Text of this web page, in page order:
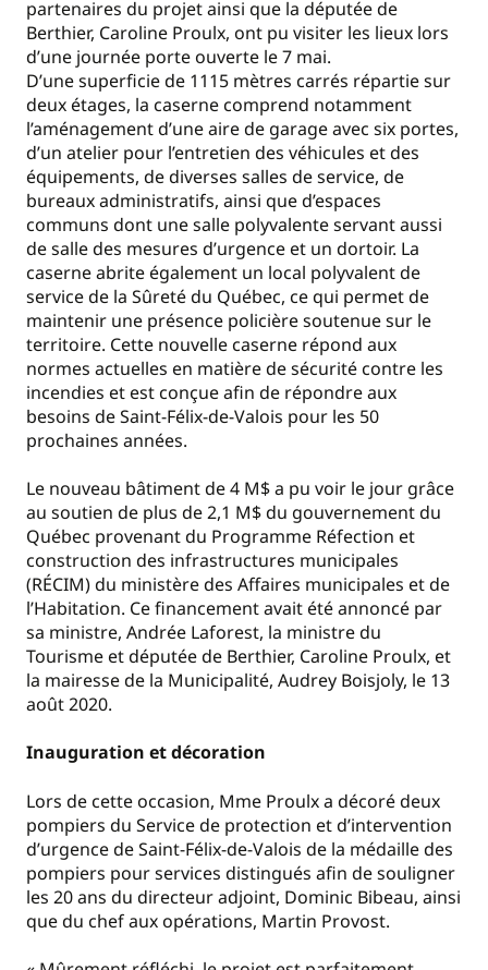
partenaires du projet ainsi que la députée de
Berthier, Caroline Proulx, ont pu visiter les lieux lors
d’une journée porte ouverte le 7 mai.
D’une superficie de 1115 mètres carrés répartie sur
deux étages, la caserne comprend notamment
l’aménagement d’une aire de garage avec six portes,
d’un atelier pour l’entretien des véhicules et des
équipements, de diverses salles de service, de
bureaux administratifs, ainsi que d’espaces
communs dont une salle polyvalente servant aussi
de salle des mesures d’urgence et un dortoir. La
caserne abrite également un local polyvalent de
service de la Sûreté du Québec, ce qui permet de
maintenir une présence policière soutenue sur le
territoire. Cette nouvelle caserne répond aux
normes actuelles en matière de sécurité contre les
incendies et est conçue afin de répondre aux
besoins de Saint-Félix-de-Valois pour les 50
prochaines années.
Le nouveau bâtiment de 4 M$ a pu voir le jour grâce
au soutien de plus de 2,1 M$ du gouvernement du
Québec provenant du Programme Réfection et
construction des infrastructures municipales
(RÉCIM) du ministère des Affaires municipales et de
l’Habitation. Ce financement avait été annoncé par
sa ministre, Andrée Laforest, la ministre du
Tourisme et députée de Berthier, Caroline Proulx, et
la mairesse de la Municipalité, Audrey Boisjoly, le 13
août 2020.
Inauguration et décoration
Lors de cette occasion, Mme Proulx a décoré deux
pompiers du Service de protection et d’intervention
d’urgence de Saint-Félix-de-Valois de la médaille des
pompiers pour services distingués afin de souligner
les 20 ans du directeur adjoint, Dominic Bibeau, ainsi
que du chef aux opérations, Martin Provost.